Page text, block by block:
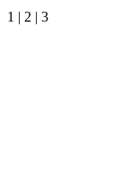
1 | 2 | 3